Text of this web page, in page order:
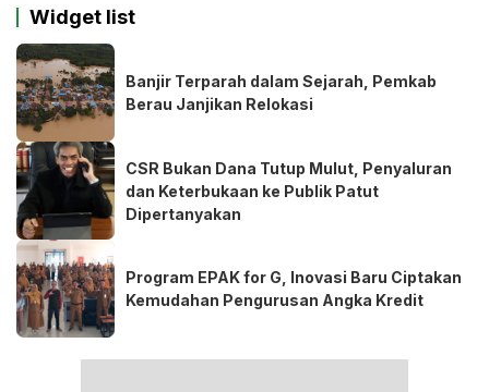
Widget list
Banjir Terparah dalam Sejarah, Pemkab
Berau Janjikan Relokasi
CSR Bukan Dana Tutup Mulut, Penyaluran
dan Keterbukaan ke Publik Patut
Dipertanyakan
Program EPAK for G, Inovasi Baru Ciptakan
Kemudahan Pengurusan Angka Kredit